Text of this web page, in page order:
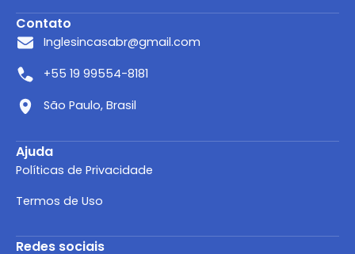
Contato
Inglesincasabr@gmail.com
+55 19 99554-8181
São Paulo, Brasil
Ajuda
Políticas de Privacidade
Termos de Uso
Redes sociais